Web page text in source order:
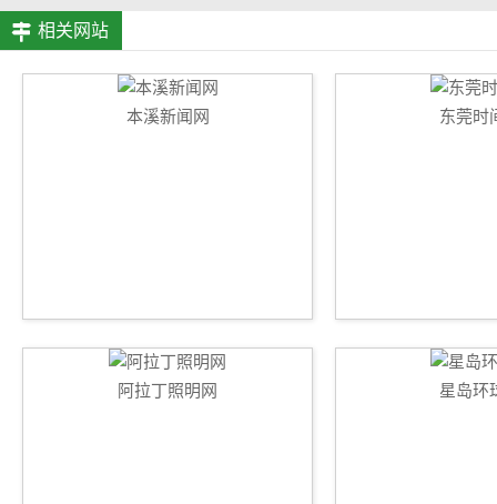
相关网站
本溪新闻网 东莞时
阿拉丁照明网 星岛环